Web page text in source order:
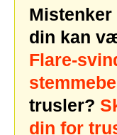
Mistenker
din kan
Flare-
trusler?
din for